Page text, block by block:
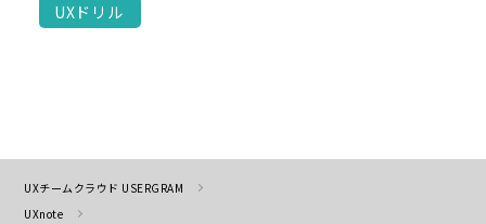
UXドリル
UXチームクラウド USERGRAM
UXnote